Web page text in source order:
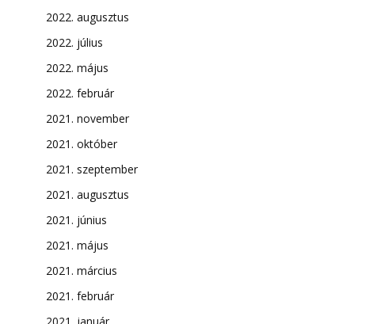
2022. augusztus
2022. július
2022. május
2022. február
2021. november
2021. október
2021. szeptember
2021. augusztus
2021. június
2021. május
2021. március
2021. február